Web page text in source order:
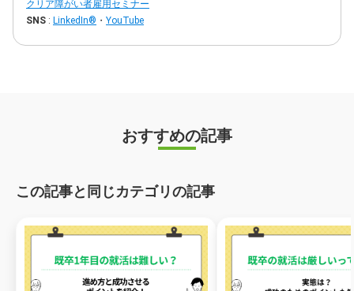
クリア障がい者雇用セミナー
SNS : LinkedIn® ・ YouTube
おすすめの記事
この記事と同じカテゴリの記事